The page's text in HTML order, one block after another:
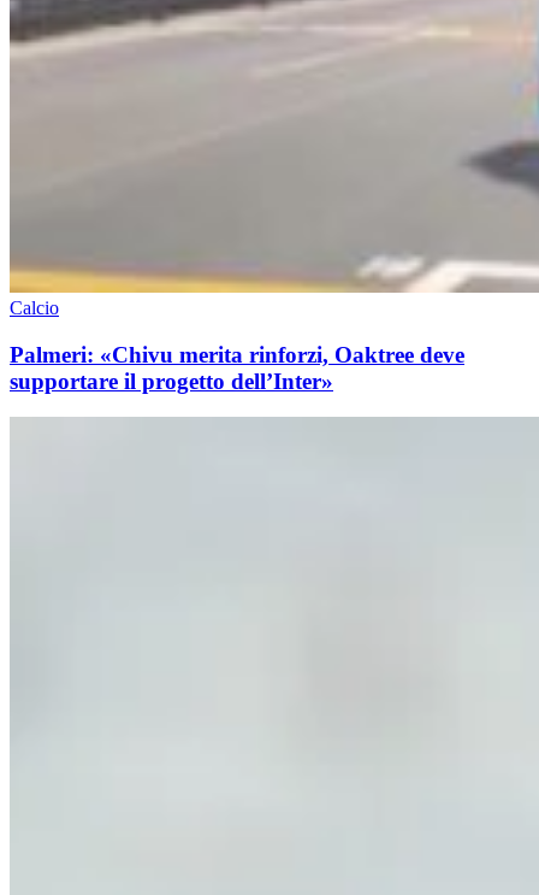
Calcio
Palmeri: «Chivu merita rinforzi, Oaktree deve
supportare il progetto dell’Inter»